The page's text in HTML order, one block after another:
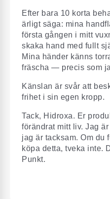
Efter bara 10 korta
ärligt säga: mina
första gången i mitt
skaka hand med fullt
Mina händer känns
fräscha — precis som
Känslan är svår att
frihet i sin egen kropp.
Tack, Hidroxa. Er
förändrat mitt liv. Jag
jag är tacksam. Om du
köpa detta, tveka inte.
Punkt.